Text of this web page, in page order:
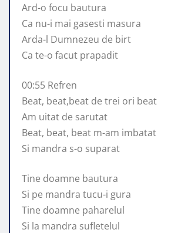
Ard-o focu bautura
Ca nu-i mai gasesti masura
Arda-l Dumnezeu de birt
Ca te-o facut prapadit
00:55 Refren
Beat, beat,beat de trei ori beat
Am uitat de sarutat
Beat, beat, beat m-am imbatat
Si mandra s-o suparat
Tine doamne bautura
Si pe mandra tucu-i gura
Tine doamne paharelul
Si la mandra sufletelul